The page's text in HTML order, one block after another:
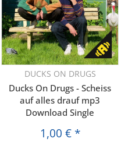
DUCKS ON DRUGS
Ducks On Drugs - Scheiss
auf alles drauf mp3
Download Single
1,00 € *